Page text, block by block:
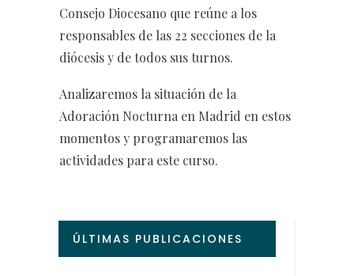
Consejo Diocesano que reúne a los
responsables de las 22 secciones de la
diócesis y de todos sus turnos.
Analizaremos la situación de la
Adoración Nocturna en Madrid en estos
momentos y programaremos las
actividades para este curso.
ÚLTIMAS PUBLICACIONES